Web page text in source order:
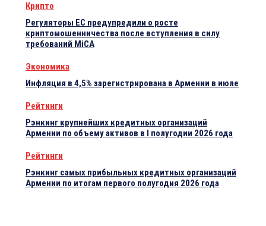
Крипто
Регуляторы ЕС предупредили о росте
криптомошенничества после вступления в силу
требований MiCA
Экономика
Инфляция в 4,5% зарегистрирована в Армении в июле
Рейтинги
Рэнкинг крупнейших кредитных организаций
Армении по объему активов в I полугодии 2026 года
Рейтинги
Рэнкинг самых прибыльных кредитных организаций
Армении по итогам первого полугодия 2026 года